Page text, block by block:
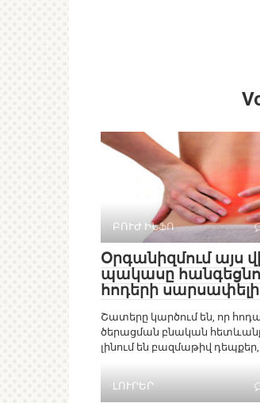
ԲՈՒԺ ԻՆՖՈ
Օրգանիզմում այս
պակասը
հոդերի
Շատերը կարծում են, որ
ծերացման բնական
լինում են բազմաթիվ դեպքեր,
ԼՈՒՐԵՐ